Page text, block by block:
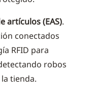
artículos (EAS).
conectados
RFID para
robos
tienda.